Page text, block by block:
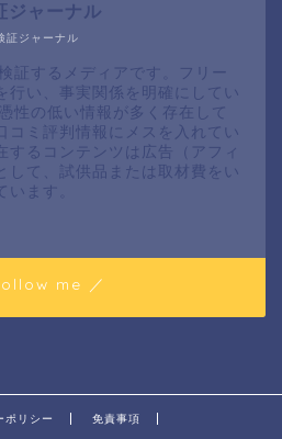
証ジャーナル
ジャーナル
証するメディアです。フリー
行い、事実関係を明確にしてい
性の低い情報が多く存在して
コミ評判情報にメスを入れてい
するコンテンツは広告（アフィ
して、試供品または取材費をい
います。
me ／
ポリシー 免責事項